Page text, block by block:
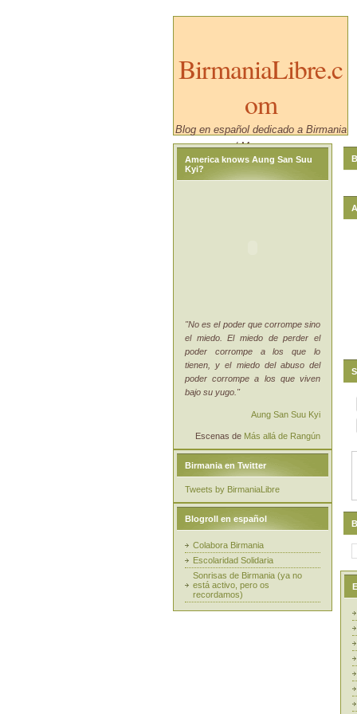
BirmaniaLibre.c
om
Blog en español dedicado a Birmania
/ Myanmar.
America knows Aung San Suu
Kyi?
"No es el poder que corrompe sino
el miedo. El miedo de perder el
poder corrompe a los que lo
tienen, y el miedo del abuso del
poder corrompe a los que viven
bajo su yugo."
Aung San Suu Kyi
Escenas de Más allá de Rangún
Birmania en Twitter
Tweets by BirmaniaLibre
Blogroll en español
Colabora Birmania
Escolaridad Solidaria
Sonrisas de Birmania (ya no
está activo, pero os
recordamos)